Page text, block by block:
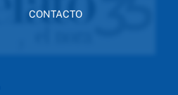
CONTACTO